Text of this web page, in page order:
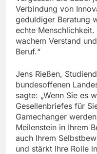
Verbindung von
geduldiger Beratung
echte Menschlichkeit.
wachem Verstand
Beruf.“
Jens Rießen,
bundesoffenen
sagte: „Wenn Sie es
Gesellenbriefes für
Gamechanger
Meilenstein in Ihrem
auch Ihrem
und stärkt Ihre Rolle